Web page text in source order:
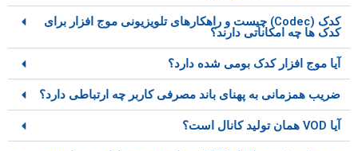
کدک (Codec) چیست و راهکارهای تلویزیونی موج افزار برای
کدک ها چه امکاناتی دارند؟
آیا موج افزار کدک بومی شده دارد؟
ضریب همزمانی به پهنای باند مصرفی کاربر چه ارتباطی دارد؟
آیا VOD همان تولید کانال است؟